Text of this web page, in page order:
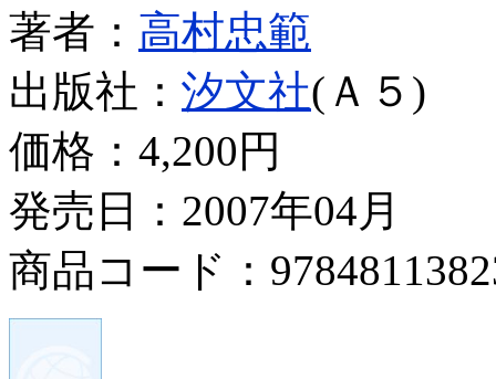
著者： 高村忠範
出版社： 汐文社(Ａ５)
価格： 4,200円
発売日：2007年04月
商品コード：